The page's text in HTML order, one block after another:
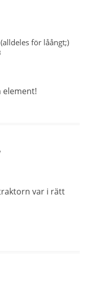
för låångt;)
element!
var i rätt